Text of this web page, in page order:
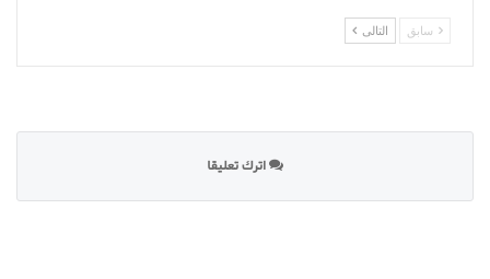
سابق التالى
اترك تعليقا